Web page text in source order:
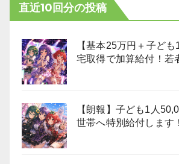
直近10回分の投稿
【基本25万円＋子ど
宅取得で加算給付！若
【朗報】子ども1人
世帯へ特別給付します！